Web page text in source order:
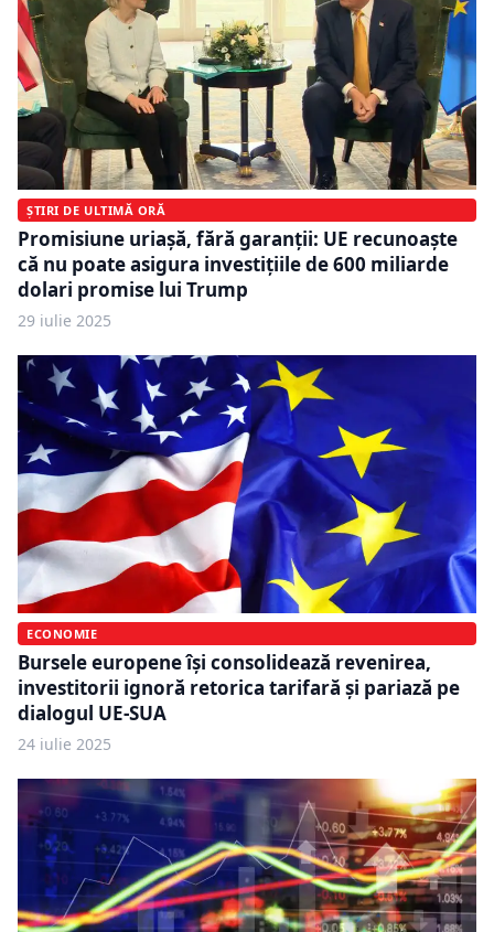
ȘTIRI DE ULTIMĂ ORĂ
Promisiune uriașă, fără garanții: UE recunoaște
că nu poate asigura investițiile de 600 miliarde
dolari promise lui Trump
29 iulie 2025
ECONOMIE
Bursele europene își consolidează revenirea,
investitorii ignoră retorica tarifară și pariază pe
dialogul UE-SUA
24 iulie 2025